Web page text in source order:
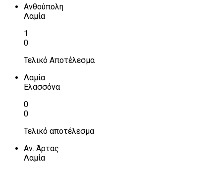
Ανθούπολη
Λαμία
1
0
Τελικό Αποτέλεσμα
Λαμία
Ελασσόνα
0
0
Τελικό αποτέλεσμα
Αν. Άρτας
Λαμία